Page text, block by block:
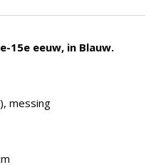
15e eeuw, in Blauw.
messing